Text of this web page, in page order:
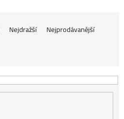
Nejdražší
Nejprodávanější